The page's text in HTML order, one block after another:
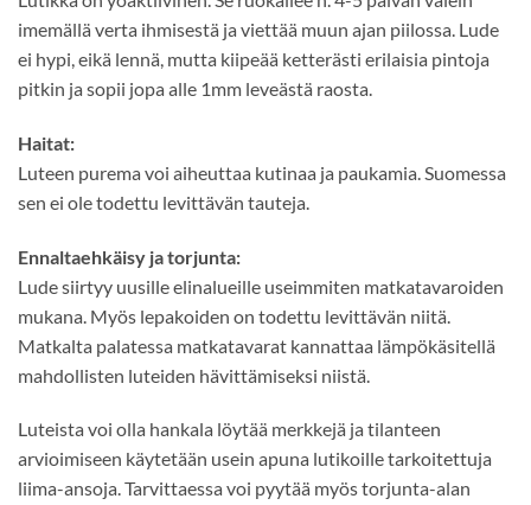
imemällä verta ihmisestä ja viettää muun ajan piilossa. Lude
ei hypi, eikä lennä, mutta kiipeää ketterästi erilaisia pintoja
pitkin ja sopii jopa alle 1mm leveästä raosta.
Haitat:
Luteen purema voi aiheuttaa kutinaa ja paukamia. Suomessa
sen ei ole todettu levittävän tauteja.
Ennaltaehkäisy ja torjunta:
Lude siirtyy uusille elinalueille useimmiten matkatavaroiden
mukana. Myös lepakoiden on todettu levittävän niitä.
Matkalta palatessa matkatavarat kannattaa lämpökäsitellä
mahdollisten luteiden hävittämiseksi niistä.
Luteista voi olla hankala löytää merkkejä ja tilanteen
arvioimiseen käytetään usein apuna lutikoille tarkoitettuja
liima-ansoja. Tarvittaessa voi pyytää myös torjunta-alan